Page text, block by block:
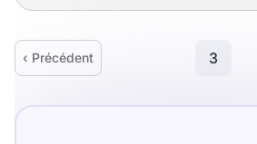
‹ Précédent 3